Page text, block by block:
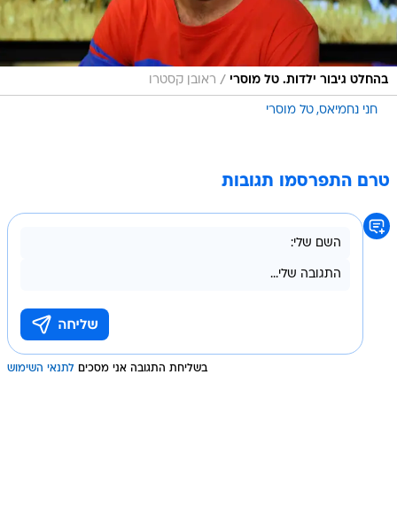
בהחלט גיבור ילדות. טל מוסרי / ראובן קסטרו
חני נחמיאס טל מוסרי
טרם התפרסמו תגובות
בשליחת התגובה אני מסכים לתנאי השימוש